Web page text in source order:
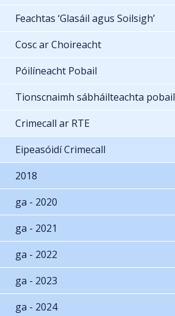
Feachtas ‘Glasáil agus Soilsigh’
Cosc ar Choireacht
Póilíneacht Pobail
Tionscnaimh sábháilteachta pobail
Crimecall ar RTE
Eipeasóidí Crimecall
2018
ga - 2020
ga - 2021
ga - 2022
ga - 2023
ga - 2024